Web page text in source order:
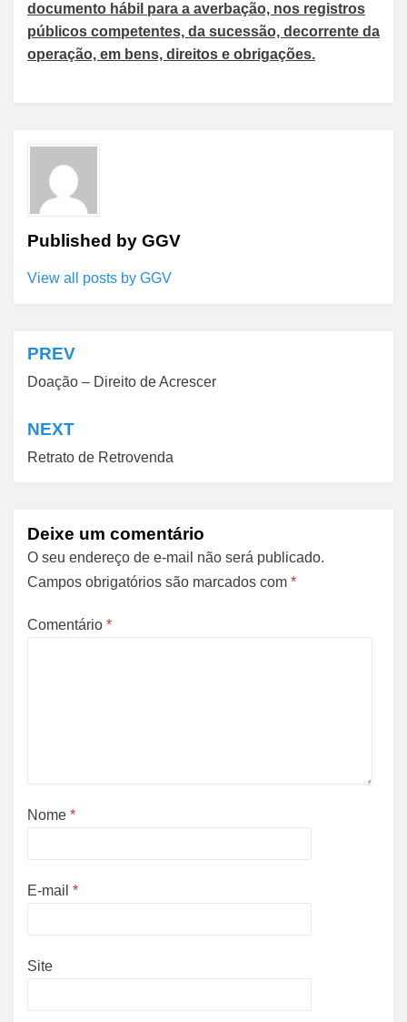
documento hábil para a averbação, nos registros
públicos competentes, da sucessão, decorrente da
operação, em bens, direitos e obrigações.
Published by GGV
View all posts by GGV
Navegação
de
Post
PREV
Doação – Direito de Acrescer
NEXT
Retrato de Retrovenda
Deixe um comentário
O seu endereço de e-mail não será publicado.
Campos obrigatórios são marcados com *
Comentário *
Nome *
E-mail *
Site